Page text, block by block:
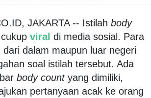
JAKARTA -- Istilah body
viral di media sosial. Para
dari dalam maupun luar negeri
soal istilah tersebut. Ada
body countyang dimiliki,
pertanyaan acak ke orang